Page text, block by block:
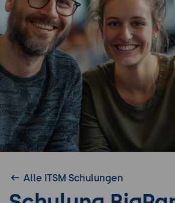
Alle ITSM Schulungen